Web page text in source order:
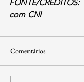
FONTE/
com CNI
Comentários